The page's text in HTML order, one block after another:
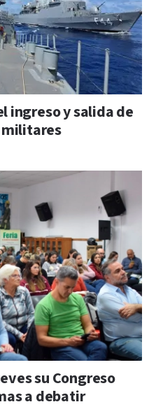
ingreso y salida de
militares
su Congreso
a debatir